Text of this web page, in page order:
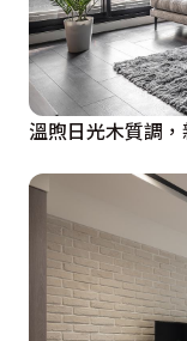
溫煦日光木質調